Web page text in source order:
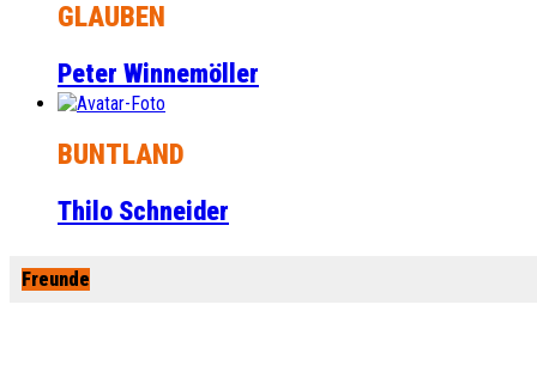
GLAUBEN
Peter Winnemöller
BUNTLAND
Thilo Schneider
Freunde